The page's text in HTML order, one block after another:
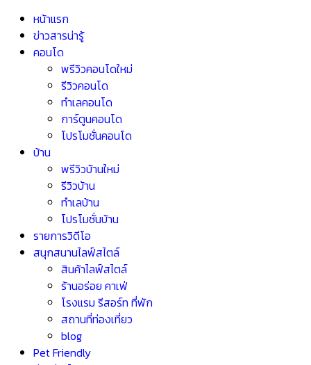
หน้าแรก
ข่าวสารน่ารู้
คอนโด
พรีวิวคอนโดใหม่
รีวิวคอนโด
ทำเลคอนโด
การ์ตูนคอนโด
โปรโมชั่นคอนโด
บ้าน
พรีวิวบ้านใหม่
รีวิวบ้าน
ทำเลบ้าน
โปรโมชั่นบ้าน
รายการวิดีโอ
สนุกสนานไลฟ์สไตล์
สินค้าไลฟ์สไตล์
ร้านอร่อย คาเฟ่
โรงแรม รีสอร์ท ที่พัก
สถานที่ท่องเที่ยว
blog
Pet Friendly